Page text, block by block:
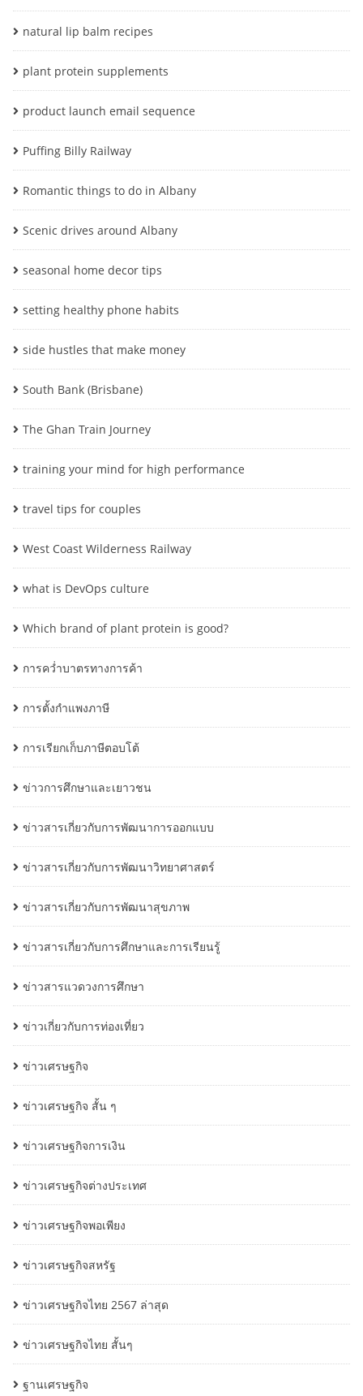
natural lip balm recipes
plant protein supplements
product launch email sequence
Puffing Billy Railway
Romantic things to do in Albany
Scenic drives around Albany
seasonal home decor tips
setting healthy phone habits
side hustles that make money
South Bank (Brisbane)
The Ghan Train Journey
training your mind for high performance
travel tips for couples
West Coast Wilderness Railway
what is DevOps culture
Which brand of plant protein is good?
การคว่ำบาตรทางการค้า
การตั้งกำแพงภาษี
การเรียกเก็บภาษีตอบโต้
ข่าวการศึกษาและเยาวชน
ข่าวสารเกี่ยวกับการพัฒนาการออกแบบ
ข่าวสารเกี่ยวกับการพัฒนาวิทยาศาสตร์
ข่าวสารเกี่ยวกับการพัฒนาสุขภาพ
ข่าวสารเกี่ยวกับการศึกษาและการเรียนรู้
ข่าวสารแวดวงการศึกษา
ข่าวเกี่ยวกับการท่องเที่ยว
ข่าวเศรษฐกิจ
ข่าวเศรษฐกิจ สั้น ๆ
ข่าวเศรษฐกิจการเงิน
ข่าวเศรษฐกิจต่างประเทศ
ข่าวเศรษฐกิจพอเพียง
ข่าวเศรษฐกิจสหรัฐ
ข่าวเศรษฐกิจไทย 2567 ล่าสุด
ข่าวเศรษฐกิจไทย สั้นๆ
ฐานเศรษฐกิจ